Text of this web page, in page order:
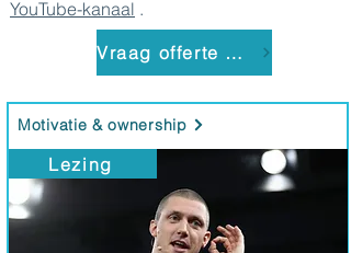
YouTube-kanaal .
Vraag offerte aan
Motivatie & ownership
Lezing